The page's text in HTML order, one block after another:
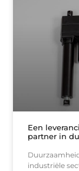
Een
partner in
industriële